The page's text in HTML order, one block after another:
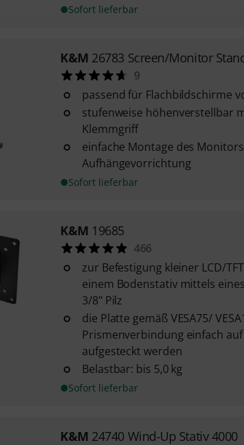
Sofort lieferbar
K&M 26783 Screen/Monitor
9
passend für Flachbildschirme
stufenweise höhenverstellbar
Klemmgriff
einfache Montage des
Aufhängevorrichtung
Sofort lieferbar
K&M 19685
466
zur Befestigung kleiner LCD/
einem Bodenstativ mittels
3/8" Pilz
die Platte gemäß VESA75/
Prismenverbindung einfach
aufgesteckt werden
Belastbar: bis 5,0 kg
Sofort lieferbar
K&M 24740 Wind-Up Stativ 4000